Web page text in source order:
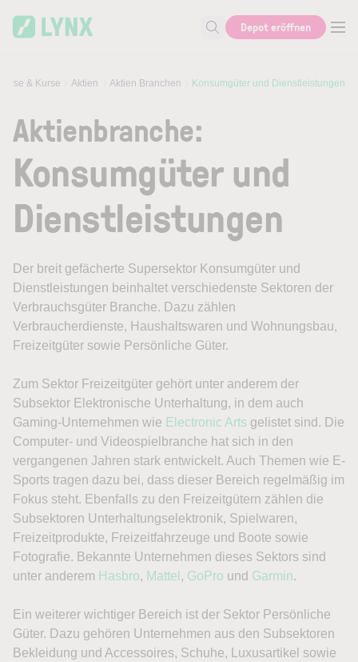
Suche nach Aktie, Autor...
Depot eröffnen
& Kurse Aktien Aktien Branchen Konsumgüter und Dienstleistungen
Aktienbranche:
Konsumgüter und
Dienstleistungen
Der breit gefächerte Supersektor Konsumgüter und
Dienstleistungen beinhaltet verschiedenste Sektoren der
Verbrauchsgüter Branche. Dazu zählen
Verbraucherdienste, Haushaltswaren und Wohnungsbau,
Freizeitgüter sowie Persönliche Güter.
Zum Sektor Freizeitgüter gehört unter anderem der
Subsektor Elektronische Unterhaltung, in dem auch
Gaming-Unternehmen wie Electronic Arts gelistet sind. Die
Computer- und Videospielbranche hat sich in den
vergangenen Jahren stark entwickelt. Auch Themen wie E-
Sports tragen dazu bei, dass dieser Bereich regelmäßig im
Fokus steht. Ebenfalls zu den Freizeitgütern zählen die
Subsektoren Unterhaltungselektronik, Spielwaren,
Freizeitprodukte, Freizeitfahrzeuge und Boote sowie
Fotografie. Bekannte Unternehmen dieses Sektors sind
unter anderem Hasbro, Mattel , GoPro und Garmin.
Ein weiterer wichtiger Bereich ist der Sektor Persönliche
Güter. Dazu gehören Unternehmen aus den Subsektoren
Bekleidung und Accessoires, Schuhe, Luxusartikel sowie